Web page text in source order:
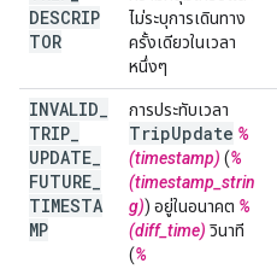
DESCRIP
TOR
ไม่ระบุการเดินทาง
ครั้งเดียวในเวลา
หนึ่งๆ
INVALID
TRIP
UPDATE
FUTURE
TIMESTA
MP
การประทับเวลา
TripUpdate %
(timestamp) (%
(timestamp_strin
g)) อยู่ในอนาคต %
(diff_time) วินาที
(%